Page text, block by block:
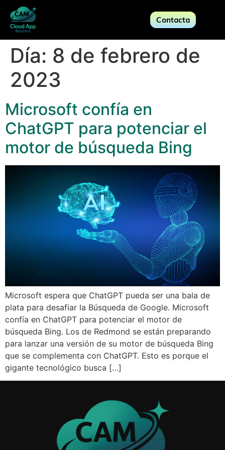
Contacta
Día: 8 de febrero de
2023
Microsoft confía en
ChatGPT para potenciar el
motor de búsqueda Bing
Microsoft espera que ChatGPT pueda ser una bala de
plata para desafiar la Búsqueda de Google. Microsoft
confía en ChatGPT para potenciar el motor de
búsqueda Bing. Los de Redmond se están preparando
para lanzar una versión de su motor de búsqueda Bing
que se complementa con ChatGPT. Esto es porque el
gigante tecnológico busca […]